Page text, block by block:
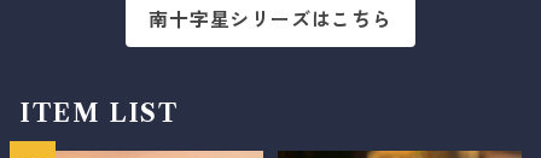
南十字星シリーズはこちら
ITEM LIST